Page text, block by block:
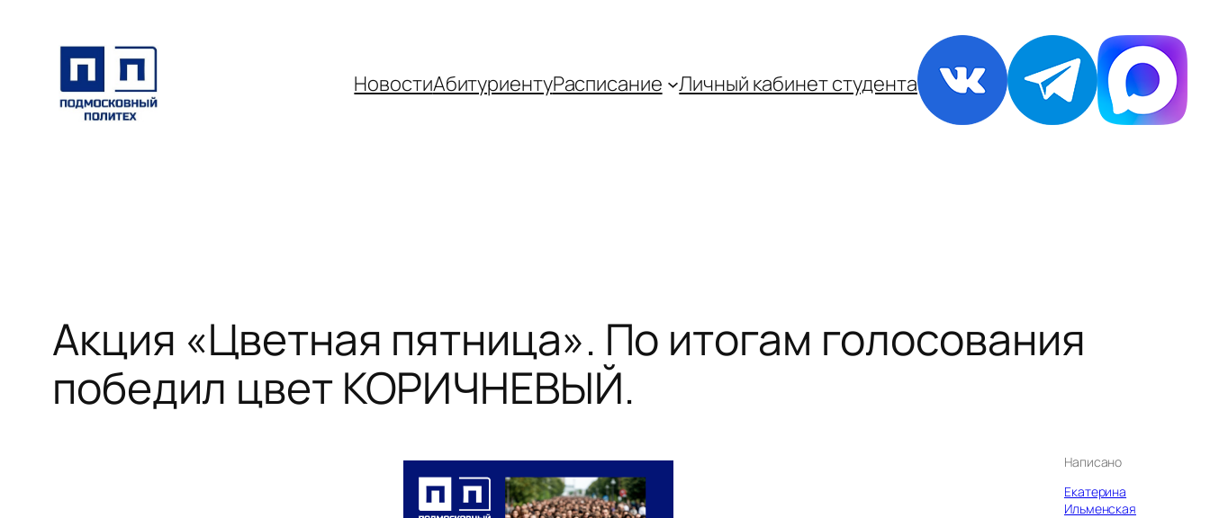
содержимому
НовостиАбитуриентуРаспиcание Личный кабинет студента
Акция «Цветная пятница». По итогам голосования
победил цвет КОРИЧНЕВЫЙ.
Написано
Екатерина
Ильменская